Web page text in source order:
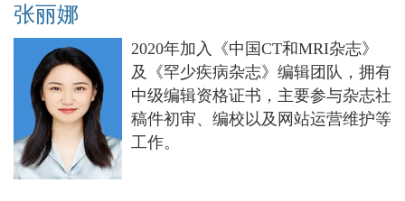
张丽娜
2020年加入《中国CT和MRI杂志》
及《罕少疾病杂志》编辑团队，拥有
中级编辑资格证书，主要参与杂志社
稿件初审、编校以及网站运营维护等
工作。